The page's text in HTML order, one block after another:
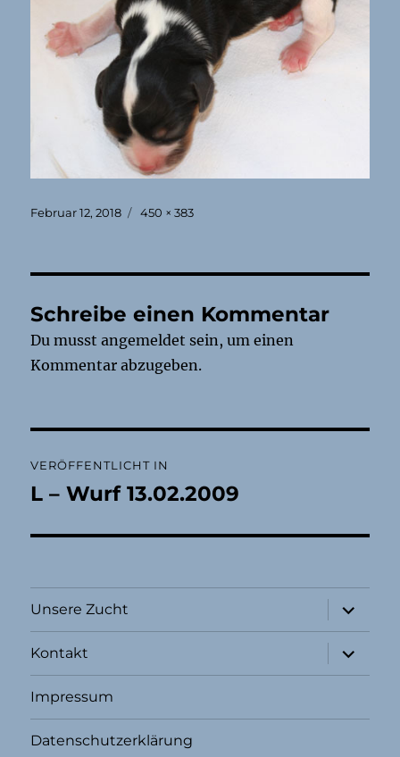
Veröffentlicht
Februar 12, 2018 Originalgröße
450 × 383
Schreibe einen Kommentar
Du musstangemeldet sein, um einen
Kommentar abzugeben.
VERÖFFENTLICHT IN
L – Wurf 13.02.2009
Unsere Zucht
öffnen
Kontakt
öffnen
Impressum
Datenschutzerklärung